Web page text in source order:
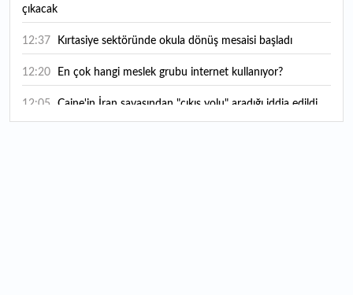
çıkacak
12:37 Kırtasiye sektöründe okula dönüş mesaisi başladı
12:20 En çok hangi meslek grubu internet kullanıyor?
12:05 Caine'in İran savaşından "çıkış yolu" aradığı iddia edildi